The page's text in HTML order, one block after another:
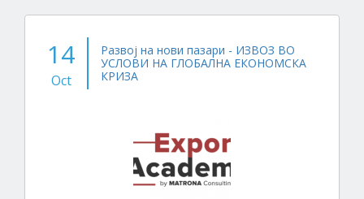
14
Oct
Развој на нови пазари - ИЗВОЗ ВО
УСЛОВИ НА ГЛОБАЛНА ЕКОНОМСКА
КРИЗА